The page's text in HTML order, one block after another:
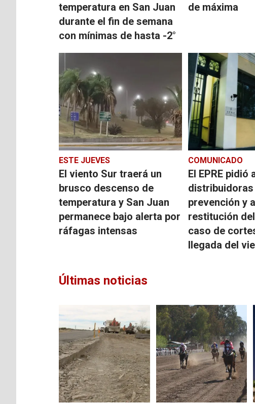
temperatura en San Juan
durante el fin de semana
con mínimas de hasta -2°
de máxima
ESTE JUEVES
El viento Sur traerá un
brusco descenso de
temperatura y San Juan
permanece bajo alerta por
ráfagas intensas
COMUNICADO
El EPRE pidió
prevención y
restitución
caso de
llegada del
Últimas noticias